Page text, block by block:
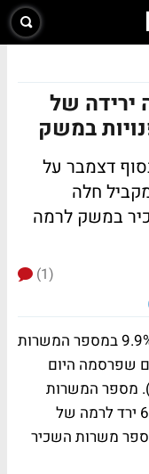
ירידה של
דצמבר על
לרמה של 62,300. במקביל חלה
במשק לרמה
(1)
בחודש ינואר 2012 נרשמה ירידה של 9.9% במספר המשרות
שפרסמה היום
מספר המשרות
הפנויות שעמד בסוף דצמבר על 69,200 ירד לרמה של
משרות השכיר